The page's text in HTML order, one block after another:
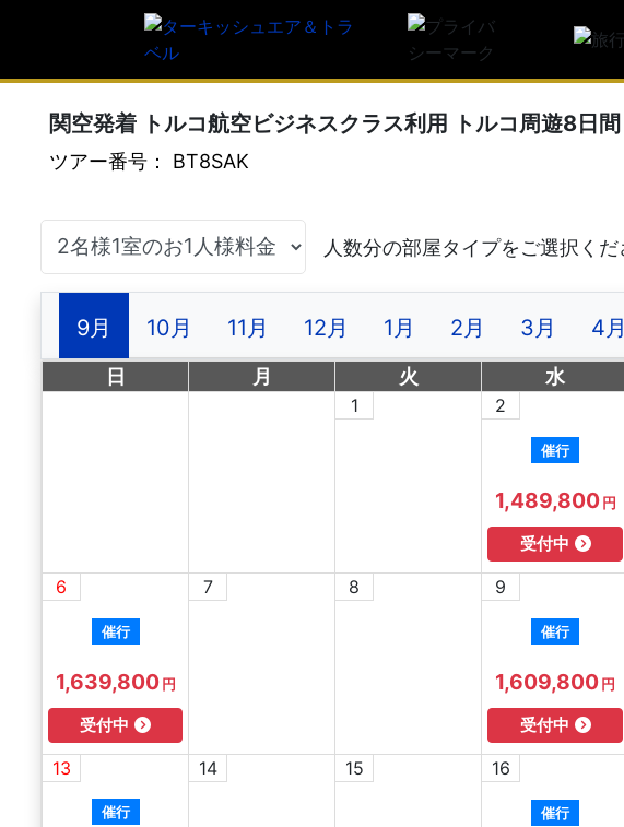
関空発着 トルコ航空ビジネスクラス利用 トルコ周遊8日間
ツアー番号： BT8SAK
9月 10月 11月 12月 1月 2月 3月 4月
日 月 火 水
1 2
催行
1,489,800 円
受付中
6
催行
1,639,800 円
受付中
7 8 9
催行
1,609,800円
受付中
13
催行
14 15 16
催行